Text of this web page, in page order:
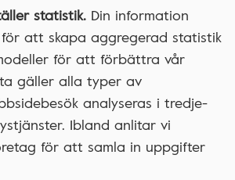
statistik. Din information
att skapa aggregerad statistik
för att förbättra vår
gäller alla typer av
analyseras i tredje-
Ibland anlitar vi
för att samla in uppgifter